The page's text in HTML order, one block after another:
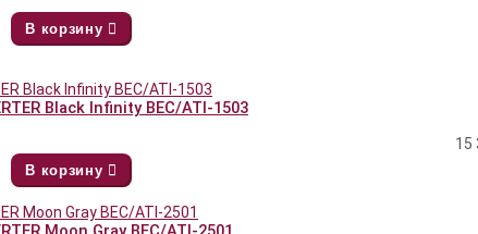
В корзину
Black Infinity BEC/ATI-1503
15
В корзину